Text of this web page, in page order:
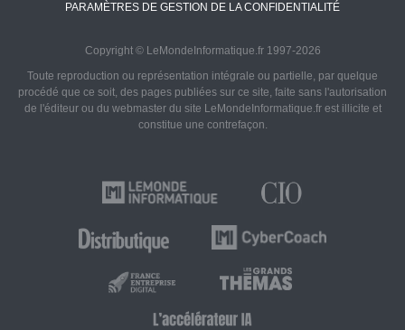
PARAMÈTRES DE GESTION DE LA CONFIDENTIALITÉ
Copyright © LeMondeInformatique.fr 1997-2026
Toute reproduction ou représentation intégrale ou partielle, par quelque
procédé que ce soit, des pages publiées sur ce site, faite sans l'autorisation
de l'éditeur ou du webmaster du site LeMondeInformatique.fr est illicite et
constitue une contrefaçon.